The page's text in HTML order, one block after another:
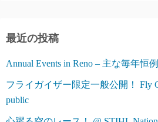
ー
最近の投稿
Annual Events in Reno – 主な毎年恒
フライガイザー限定一般公開！ Fly
public